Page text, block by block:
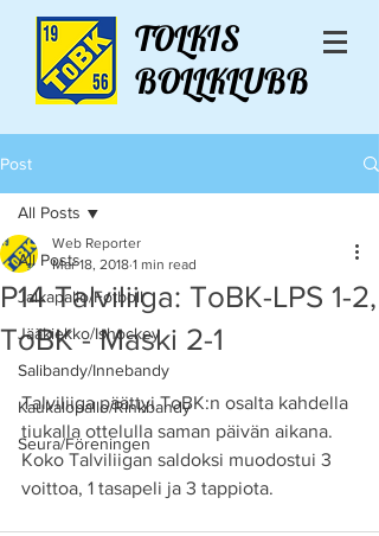
TOLKIS
BOLLKLUBB
Post
All Posts
Jalkapallo/Fotboll
Jääkiekko/Ishockey
Salibandy/Innebandy
Kaukalopallo/Rinkbandy
Seura/Föreningen
All Posts
P14 Talviliiga: ToBK-LPS 1-2,
ToBK - Maski 2-1
Web Reporter
Mar 18, 2018 1 min read
Talviliiga päättyi ToBK:n osalta kahdella
tiukalla ottelulla saman päivän aikana.
Koko Talviliigan saldoksi muodostui 3
voittoa, 1 tasapeli ja 3 tappiota.